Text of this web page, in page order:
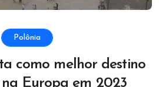
Polônia
como melhor destino
Europa em 2023